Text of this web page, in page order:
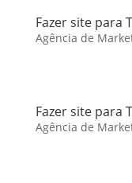
Fazer site para
Agência de
Fazer site para
Agência de